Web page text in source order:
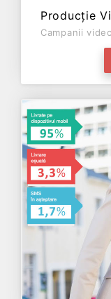
Producție
Campanii